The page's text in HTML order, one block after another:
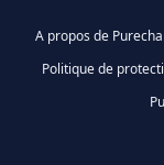
A propos de
Politique de